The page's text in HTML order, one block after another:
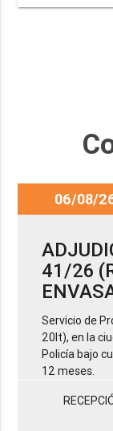
objetivo
Provincia y del
06/08/
41/26
Servicio de
20lt), en la
Policía bajo
12 meses.